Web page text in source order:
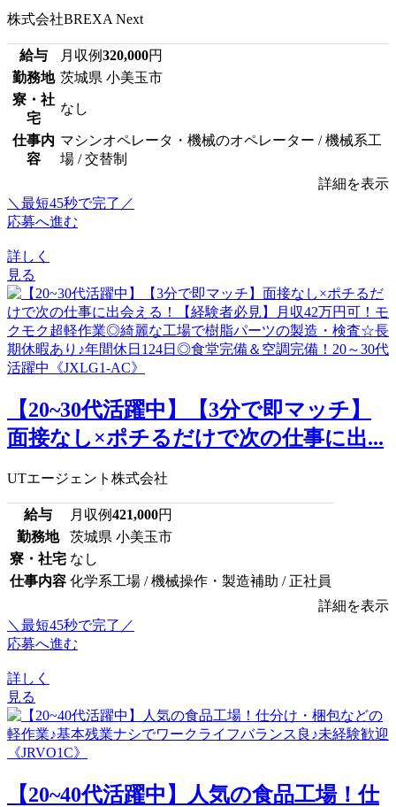
株式会社BREXA Next
給与 月収例320,000円
勤務地 茨城県 小美玉市
寮・社
宅
なし
仕事内
容
マシンオペレータ・機械のオペレーター / 機械系工
場 / 交替制
詳細を表示
＼最短45秒で完了／
応募へ進む
詳しく
見る
【20~30代活躍中】【3分で即マッチ】
面接なし×ポチるだけで次の仕事に出...
UTエージェント株式会社
給与 月収例421,000円
勤務地
茨城県 小美玉市
寮・社宅 なし
仕事内容 化学系工場 / 機械操作・製造補助 / 正社員
詳細を表示
＼最短45秒で完了／
応募へ進む
詳しく
見る
【20~40代活躍中】人気の食品工場！仕